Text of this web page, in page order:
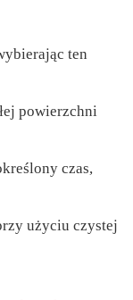
ten
powierzchni
czas,
użyciu czystej